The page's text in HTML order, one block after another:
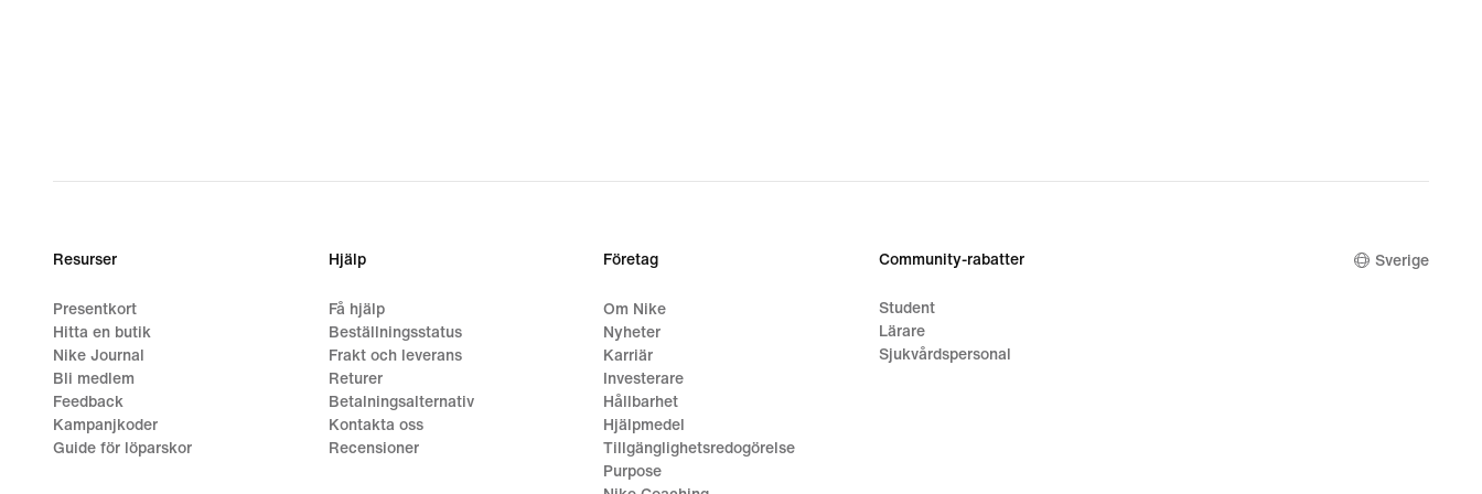
Resurser
Presentkort
Hitta en butik
Nike Journal
Bli medlem
Feedback
Kampanjkoder
Guide för löparskor
Hjälp
Få hjälp
Beställningsstatus
Frakt och leverans
Returer
Betalningsalternativ
Kontakta oss
Recensioner
Företag
Om Nike
Nyheter
Karriär
Investerare
Hållbarhet
Hjälpmedel
Tillgänglighetsredogörelse
Purpose
Community-rabatter
Student
Lärare
Sjukvårdspersonal
Sverige